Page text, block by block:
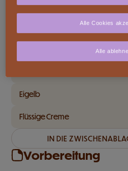
KOCHEN FÜR
CAILLER DESSERT Dunkel 64%
Eigelb
Flüssige Creme
IN DIE
Vorbereitung
Alle
Alle Cookies